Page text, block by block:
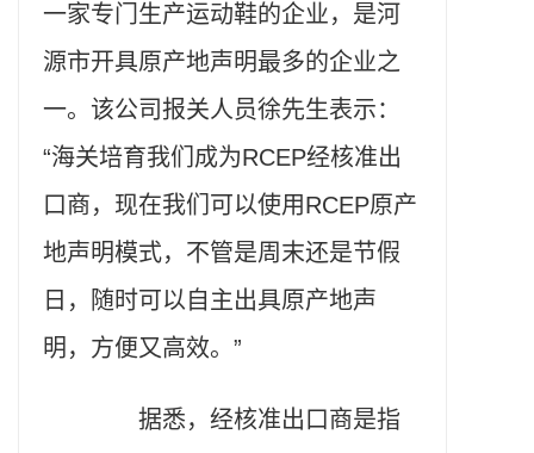
一家专门生产运动鞋的企业，是河
源市开具原产地声明最多的企业之
一。该公司报关人员徐先生表示：
“海关培育我们成为RCEP经核准出
口商，现在我们可以使用RCEP原产
地声明模式，不管是周末还是节假
日，随时可以自主出具原产地声
明，方便又高效。”
据悉，经核准出口商是指